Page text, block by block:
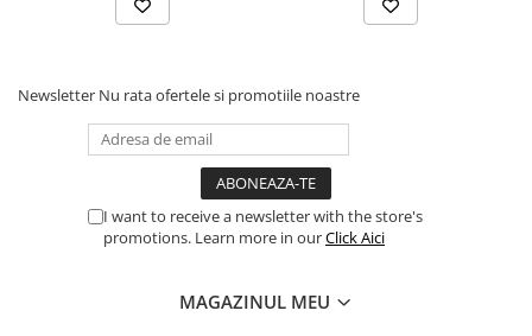
HDD Externe
HDD Interne
Newsletter Nu rata ofertele si promotiile noastre
I want to receive a newsletter with the store's
promotions. Learn more in ourClick Aici
MAGAZINUL MEU